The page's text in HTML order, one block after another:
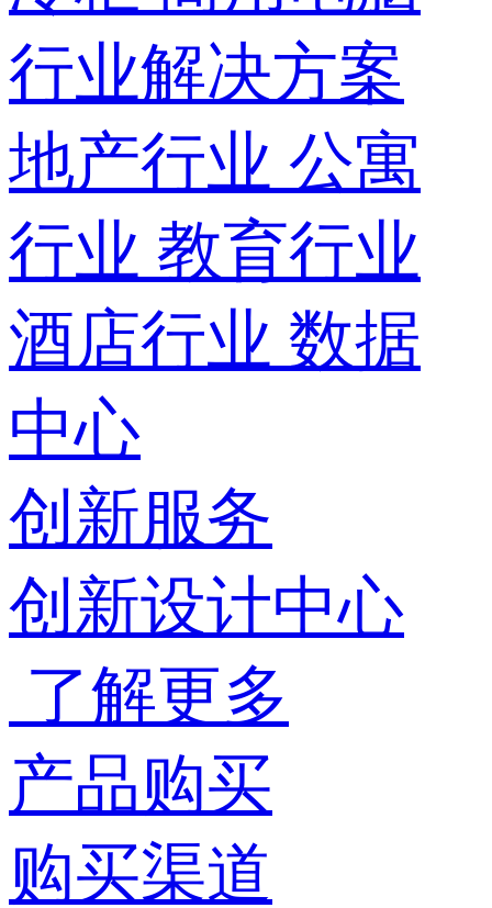
行业解决方案
地产行业 公寓
行业 教育行业
酒店行业 数据
中心
创新服务
创新设计中心
了解更多
产品购买
购买渠道